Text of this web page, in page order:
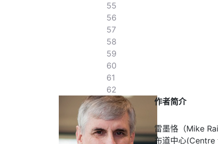
55
56
57
58
59
60
61
62
作者简介
雷墨恪（Mike
布道中心